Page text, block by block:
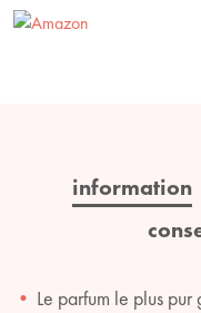
information
Le parfum le plus